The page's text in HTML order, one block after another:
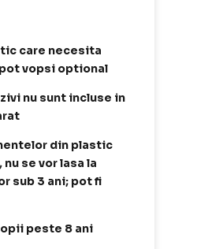
care necesita
vopsi optional
nu sunt incluse in
din plastic
se vor lasa la
sub 3 ani; pot fi
peste 8 ani